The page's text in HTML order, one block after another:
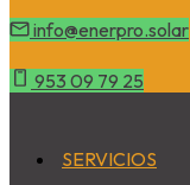
info@enerpro.solar
953 09 79 25
SERVICIOS